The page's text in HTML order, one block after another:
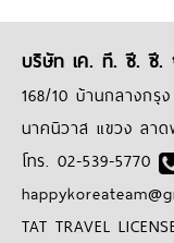
บริษัท เค. ที. ซี. ซี.
168/10 บ้านกลางก
นาคนิวาส แขวง ลา
โทร. 02-539-5770
TAT TRAVEL